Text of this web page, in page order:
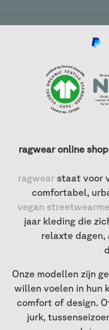
ragwear online
ragwearstaat voor
comfortabel,
vegan
jaar kleding die
relaxte dagen,
Onze modellen zijn
willen voelen in hun
comfort of design.
jurk,